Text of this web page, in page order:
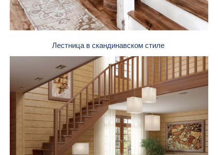
Лестница в скандинавском стиле